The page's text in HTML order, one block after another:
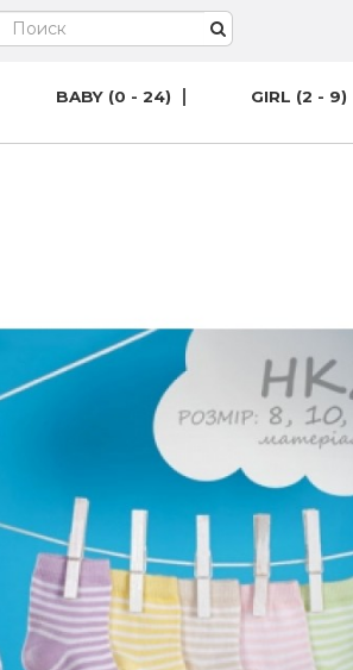
BABY (0 - 24) GIRL (2 - 9)